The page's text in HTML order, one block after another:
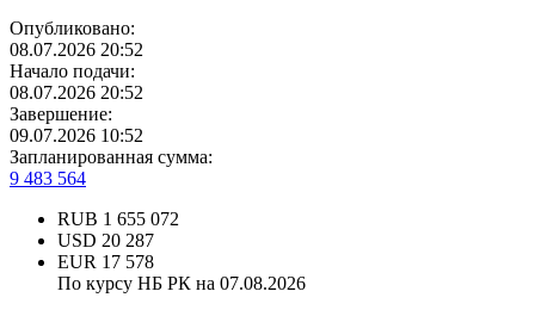
Опубликовано:
08.07.2026 20:52
Начало подачи:
08.07.2026 20:52
Завершение:
09.07.2026 10:52
Запланированная сумма:
9 483 564
RUB 1 655 072
USD 20 287
EUR 17 578
По курсу НБ РК на 07.08.2026